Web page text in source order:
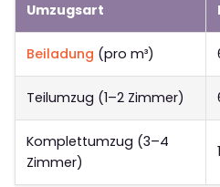
Umzugsart
Beiladung (pro m³)
Teilumzug (1–2 Zimmer)
Komplettumzug (3–4
Zimmer)